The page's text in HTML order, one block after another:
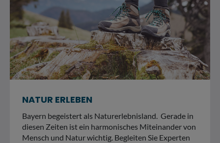
NATUR ERLEBEN
Bayern begeistert als Naturerlebnisland. Gerade in
diesen Zeiten ist ein harmonisches Miteinander von
Mensch und Natur wichtig. Begleiten Sie Experten